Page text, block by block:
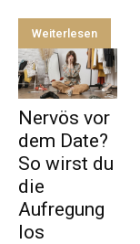
Weiterlesen
Nervös vor
dem Date?
So wirst du
die
Aufregung
los